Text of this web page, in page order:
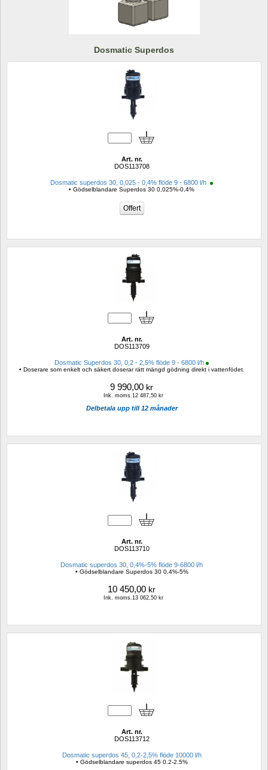
Dosmatic Superdos
Art. nr.
DOS113708
Dosmatic superdos 30, 0,025 - 0,4% flöde 9 - 6800 l/h
• Gödselblandare Superdos 30 0,025%-0,4%
Art. nr.
DOS113709
Dosmatic Superdos 30, 0,2 - 2,5% flöde 9 - 6800 l/h
• Doserare som enkelt och säkert doserar rätt mängd gödning direkt i vattenfödet.
9 990,00 kr
Ink. moms.12 487,50 kr
Delbetala upp till 12 månader
Art. nr.
DOS113710
Dosmatic superdos 30, 0,4%-5% flöde 9-6800 l/h
• Gödselblandare Superdos 30 0.4%-5%
10 450,00 kr
Ink. moms.13 062,50 kr
Art. nr.
DOS113712
Dosmatic superdos 45, 0,2-2,5% flöde 10000 l/h
• Gödselblandare superdos 45 0.2-2.5%